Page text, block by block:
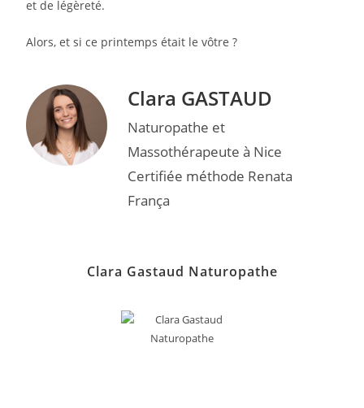
et de légèreté.
Alors, et si ce printemps était le vôtre ?
Clara GASTAUD
Naturopathe et
Massothérapeute à Nice
Certifiée méthode Renata
França
Clara Gastaud Naturopathe